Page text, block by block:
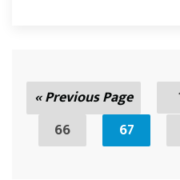
« Previous Page
66
67